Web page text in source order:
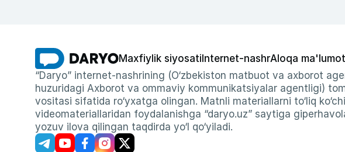
Maxfiylik siyosati Internet-nashrAloqa
“Daryo” internet-nashrining (O‘zbekiston matbuot va axborot
huzuridagi Axborot va ommaviy kommunikatsiyalar agentligi)
vositasi sifatida ro‘yxatga olingan. Matnli materiallarni to‘liq
videomateriallaridan foydalanishga “daryo.uz” saytiga
yozuv ilova qilingan taqdirda yo‘l qo‘yiladi.